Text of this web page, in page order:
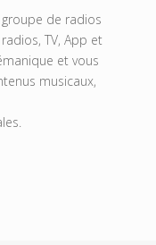
de radios
TV, App et
et vous
musicaux,